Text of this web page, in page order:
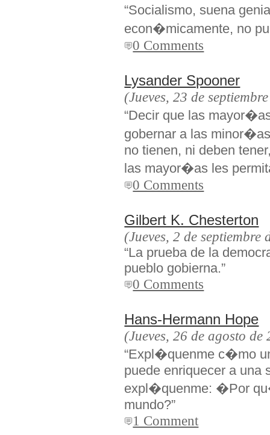
“Socialismo, suena
econ�micamente, no
0 Comments
Lysander Spooner
(Jueves, 23 de
“Decir que las
gobernar a las
no tienen, ni deben
las mayor�as les
0 Comments
Gilbert K. Chesterton
(Jueves, 2 de septiembre
“La prueba de la
pueblo gobierna.”
0 Comments
Hans-Hermann Hope
(Jueves, 26 de agosto de
“Expl�quenme c�mo
puede enriquecer a una
expl�quenme: �Por
mundo?”
1 Comment